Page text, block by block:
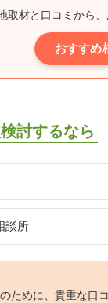
取材と口コミから
おすすめ
討するなら
談所
ために、貴重な口